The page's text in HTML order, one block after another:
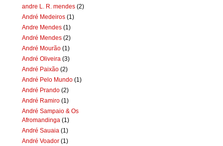
andre L. R. mendes (2)
André Medeiros (1)
Andre Mendes (1)
André Mendes (2)
André Mourão (1)
André Oliveira (3)
André Paixão (2)
André Pelo Mundo (1)
André Prando (2)
André Ramiro (1)
André Sampaio & Os
Afromandinga (1)
André Sauaia (1)
André Voador (1)